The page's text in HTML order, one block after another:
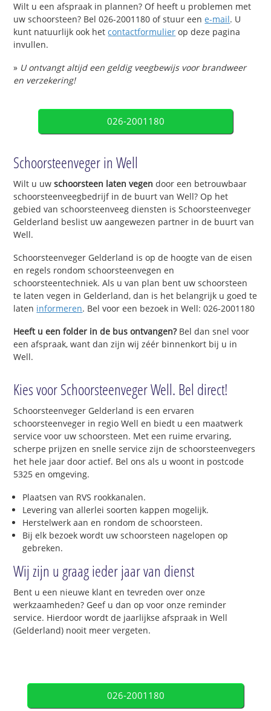
Wilt u een afspraak in plannen? Of heeft u problemen met
uw schoorsteen? Bel 026-2001180 of stuur eene-mail. U
kunt natuurlijk ook hetcontactformulier op deze pagina
invullen.
» U ontvangt altijd een geldig veegbewijs voor brandweer
en verzekering!
026-2001180
Schoorsteenveger in Well
Wilt u uwschoorsteen laten vegen door een betrouwbaar
schoorsteenveegbedrijf in de buurt van Well? Op het
gebied van schoorsteenveeg diensten is Schoorsteenveger
Gelderland beslist uw aangewezen partner in de buurt van
Well.
Schoorsteenveger Gelderland is op de hoogte van de eisen
en regels rondom schoorsteenvegen en
schoorsteentechniek. Als u van plan bent uw schoorsteen
te laten vegen in Gelderland, dan is het belangrijk u goed te
laten informeren. Bel voor een bezoek in Well: 026-2001180
Heeft u een folder in de bus ontvangen?Bel dan snel voor
een afspraak, want dan zijn wij zéér binnenkort bij u in
Well.
Kies voor Schoorsteenveger Well. Bel direct!
Schoorsteenveger Gelderland is een ervaren
schoorsteenveger in regio Well en biedt u een maatwerk
service voor uw schoorsteen. Met een ruime ervaring,
scherpe prijzen en snelle service zijn de schoorsteenvegers
het hele jaar door actief. Bel ons als u woont in postcode
5325 en omgeving.
Plaatsen van RVS rookkanalen.
Levering van allerlei soorten kappen mogelijk.
Herstelwerk aan en rondom de schoorsteen.
Bij elk bezoek wordt uw schoorsteen nagelopen op
gebreken.
Wij zijn u graag ieder jaar van dienst
Bent u een nieuwe klant en tevreden over onze
werkzaamheden? Geef u dan op voor onze reminder
service. Hierdoor wordt de jaarlijkse afspraak in Well
(Gelderland) nooit meer vergeten.
026-2001180